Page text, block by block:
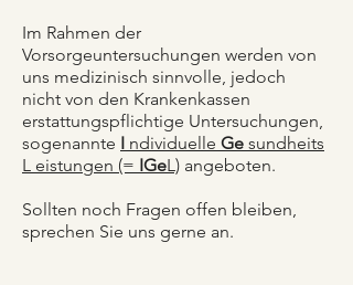
Im Rahmen der
Vorsorgeuntersuchungen werden von
uns medizinisch sinnvolle, jedoch
nicht von den Krankenkassen
erstattungspflichtige Untersuchungen,
sogenannte I ndividuelle Ge sundheits
L eistungen (= IGeL) angeboten.
Sollten noch Fragen offen bleiben,
sprechen Sie uns gerne an.